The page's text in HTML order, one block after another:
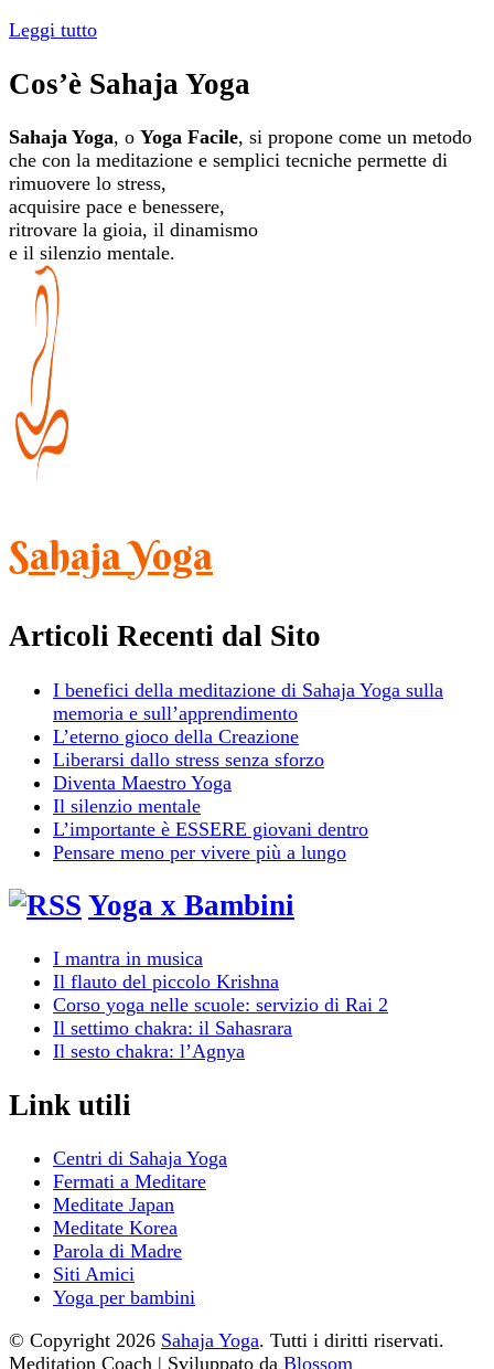
Leggi tutto
Cos’è Sahaja Yoga
Sahaja Yoga, o Yoga Facile, si propone come un metodo
che con la meditazione e semplici tecniche permette di
rimuovere lo stress,
acquisire pace e benessere,
ritrovare la gioia, il dinamismo
e il silenzio mentale.
Sahaja Yoga
Articoli Recenti dal Sito
I benefici della meditazione di Sahaja Yoga sulla
memoria e sull’apprendimento
L’eterno gioco della Creazione
Liberarsi dallo stress senza sforzo
Diventa Maestro Yoga
Il silenzio mentale
L’importante è ESSERE giovani dentro
Pensare meno per vivere più a lungo
Yoga x Bambini
I mantra in musica
Il flauto del piccolo Krishna
Corso yoga nelle scuole: servizio di Rai 2
Il settimo chakra: il Sahasrara
Il sesto chakra: l’Agnya
Link utili
Centri di Sahaja Yoga
Fermati a Meditare
Meditate Japan
Meditate Korea
Parola di Madre
Siti Amici
Yoga per bambini
© Copyright 2026 Sahaja Yoga. Tutti i diritti riservati.
Meditation Coach | Sviluppato da Blossom